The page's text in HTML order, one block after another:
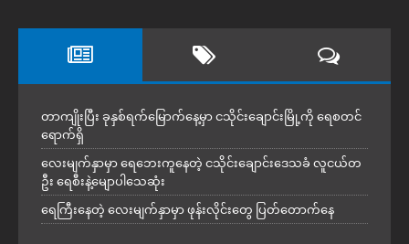
တာကျိုးပြီး ခုနှစ်ရက်မြောက်နေ့မှာ ငသိုင်းချောင်းမြို့ကို ရေစတင်
ရောက်ရှိ
လေးမျက်နှာမှာ ရေဘေးကူနေတဲ့ ငသိုင်းချောင်းဒေသခံ လူငယ်တ
ဦး ရေစီးနဲ့မျောပါသေဆုံး
ရေကြီးနေတဲ့ လေးမျက်နှာမှာ ဖုန်းလိုင်းတွေ ပြတ်တောက်နေ